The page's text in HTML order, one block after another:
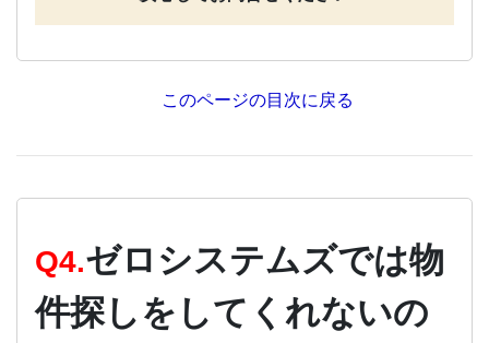
このページの目次に戻る
Q4.ゼロシステムズでは物
件探しをしてくれないの